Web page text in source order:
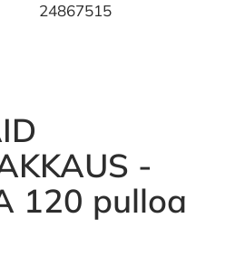
24867515
-
120 pulloa